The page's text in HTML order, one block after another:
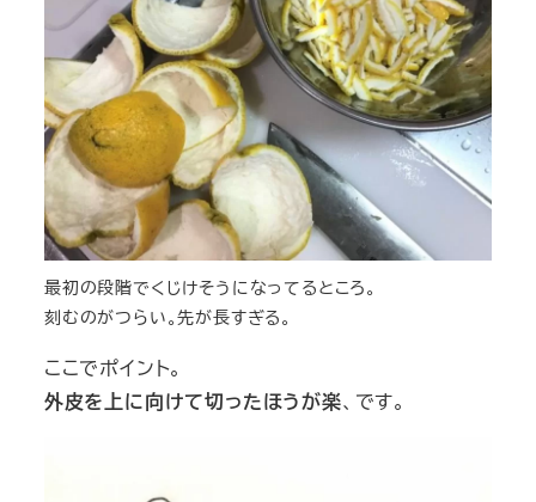
最初の段階でくじけそうになってるところ。
刻むのがつらい。先が長すぎる。
ここでポイント。
外皮を上に向けて切ったほうが楽、です。